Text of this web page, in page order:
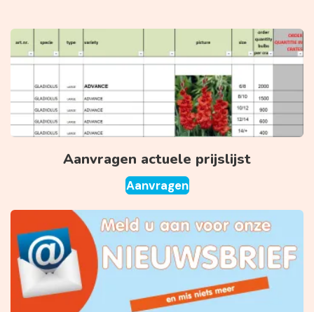
Aanvragen actuele prijslijst
Aanvragen